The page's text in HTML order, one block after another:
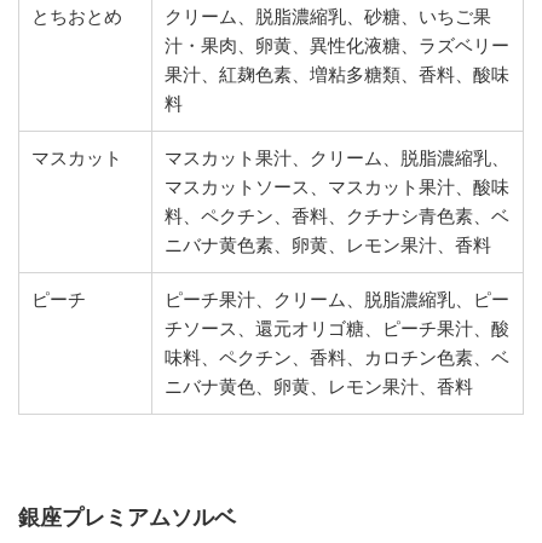
とちおとめ
クリーム、脱脂濃縮乳、砂糖、いちご果
汁・ 果肉、卵黄、異性化液糖、ラズベリー
果汁、紅麹色素、 増粘多糖類、香料、酸味
料
マスカット
マスカット果汁、クリーム、脱脂濃縮乳、
マスカットソース、マスカット果汁、 酸味
料、ペクチン、香料、クチナシ青色素、 ベ
ニバナ黄色素、卵黄、レモン果汁、香料
ピーチ
ピーチ果汁、クリーム、脱脂濃縮乳、ピー
チソース、還元オリゴ糖、ピーチ果汁、酸
味料、ペクチン、 香料、カロチン色素、ベ
ニバナ黄色、卵黄、レモン果汁、 香料
銀座プレミアムソルベ